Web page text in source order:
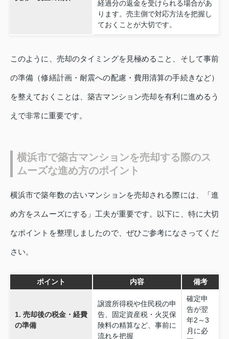
経過分の返金を受けられる場合があ
ります。売主側で対応方法を把握し
ておくことが大切です。
このように、売却のタイミングを見極めること、そして事前
の準備（修繕計画・耐震への配慮・費用清算の手続きなど）
を整えておくことは、築古マンション売却を有利に進めるう
えで非常に重要です。
横浜市で築古マンションを売却する際のス
ムーズな進め方のポイント
横浜市で築年数の古いマンションを売却される際には、「進
め方をスムーズにする」工夫が重要です。以下に、特に大切
なポイントを整理しましたので、ぜひご参考になさってくだ
さい。
ポイント 内容 備考
1. 売却後の税金・経費
の準備
譲渡所得税や住民税の申
告、固定資産税・火災保
険料の精算など、事前に
流れを把握
確定申
告が翌
年2～3
月に必